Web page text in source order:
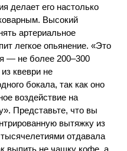
делает его настолько
Высокий
артериальное
легкое опьянение. «Это
— не более 200–300
квеври не
бокала, так как оно
воздействие на
Представьте, что вы
вытяжку из
отдавала